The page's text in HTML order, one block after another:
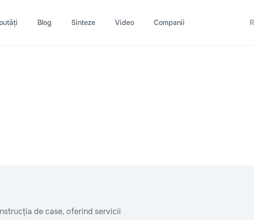
Blog Sinteze Video Companii
de case, oferind servicii